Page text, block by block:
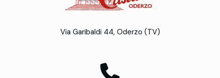
Via Garibaldi 44, Oderzo (TV)